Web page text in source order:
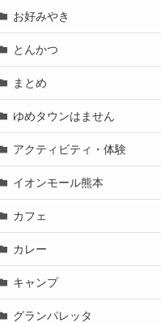
お好みやき
とんかつ
まとめ
ゆめタウンはません
アクティビティ・体験
イオンモール熊本
カフェ
カレー
キャンプ
グランパレッタ